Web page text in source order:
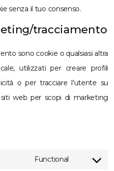
senza il tuo consenso.
tracciamento
sono cookie o qualsiasi altra
utilizzati per creare profili
o per tracciare l'utente su
web per scopi di marketing
Functional
Consent